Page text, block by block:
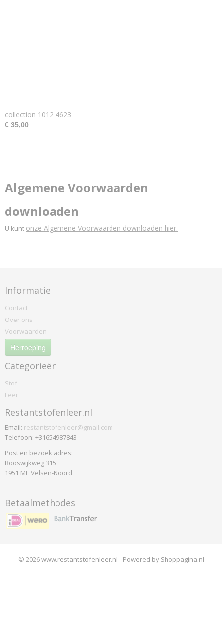
collection 1012 4623
€ 35,00
Algemene Voorwaarden
downloaden
U kunt onze Algemene Voorwaarden downloaden hier.
Informatie
Contact
Over ons
Voorwaarden
Herroeping
Categorieën
Stof
Leer
Restantstofenleer.nl
Email: restantstofenleer@gmail.com
Telefoon: +31654987843
Post en bezoek adres:
Rooswijkweg 315
1951 ME Velsen-Noord
Betaalmethodes
© 2026 www.restantstofenleer.nl - Powered by Shoppagina.nl